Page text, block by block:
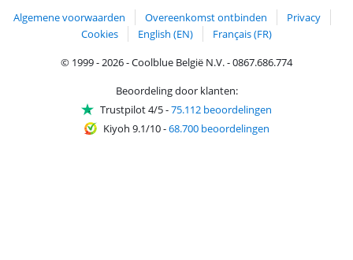
Algemene voorwaarden Overeenkomst ontbinden
Privacy
Cookies
English (EN)
Français (FR)
© 1999 - 2026 - Coolblue België N.V. - 0867.686.774
Beoordeling door klanten:
Trustpilot 4/5-75.112 beoordelingen
Kiyoh 9.1/10-68.700 beoordelingen